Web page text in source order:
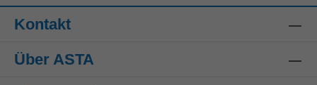
Kontakt
Über ASTA